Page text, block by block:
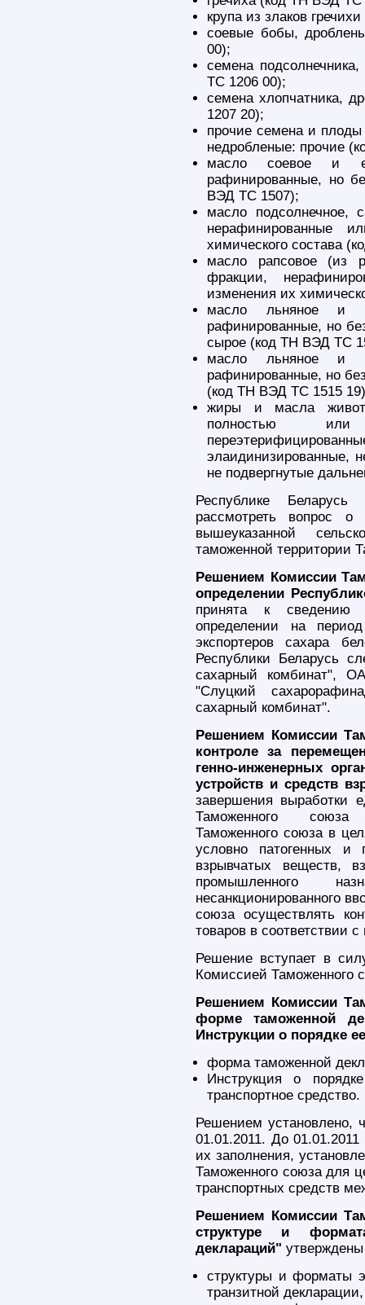
крупа из злаков
соевые бобы,
00);
семена
ТС 1206 00);
семена хлопчатника,
1207 20);
прочие семена и
недробленые: прочие
масло соевое и
рафинированные, но
ВЭД ТС 1507);
масло подсолнечное,
нерафинированные
химического состава
масло рапсовое (из
фракции,
изменения их
масло льняное и
рафинированные, но
сырое (код ТН ВЭД ТС
масло льняное и
рафинированные, но
(код ТН ВЭД ТС 1515
жиры и масла
полностью или
элаидинизированные,
не подвергнутые
Республике
рассмотреть вопрос о
вышеуказанной
таможенной территории
Решением Комиссии
определении
принята к сведению
определении на
экспортеров сахара
Республики Беларусь
сахарный комбинат",
"Слуцкий
сахарный комбинат".
Решением Комиссии
контроле за
генно-инженерных
устройств и средств
завершения выработки
Таможенного союза
Таможенного союза в
условно патогенных и
взрывчатых веществ,
промышленного
несанкционированного
союза осуществлять
товаров в соответствии
Решение вступает в
Комиссией Таможенного
Решением Комиссии
форме таможенной
Инструкции о порядке
форма таможенной
Инструкция о
транспортное средство.
Решением установлено,
01.01.2011. До
их заполнения,
Таможенного союза для
транспортных средств
Решением Комиссии
структуре и
деклараций"
структуры и форматы
транзитной